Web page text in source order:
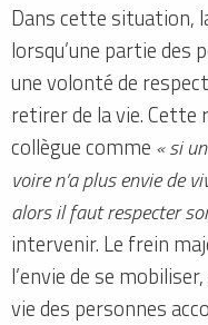
Dans cette situation,
lorsqu’une partie des
une volonté de
retirer de la vie. Cette
collègue comme « si
voire n’a plus envie de
alors il faut respecter
intervenir. Le frein
l’envie de se
vie des personnes